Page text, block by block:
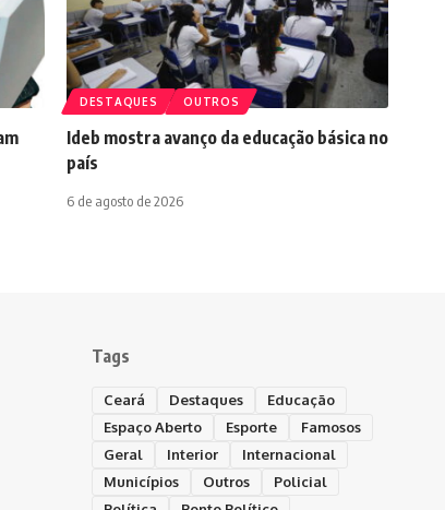
DESTAQUES OUTROS
Ideb mostra avanço da educação básica no
país
6 de agosto de 2026
Tags
Ceará Destaques
Educação
Espaço Aberto
Esporte
Famosos
Geral
Interior
Internacional
Municípios
Outros
Policial